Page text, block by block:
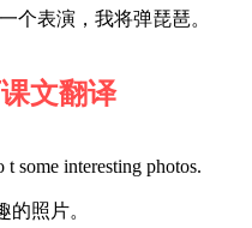
个表演，我将弹琵琶。
文翻译
some interesting photos.
照片。